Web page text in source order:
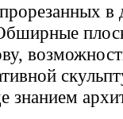
в
знанием